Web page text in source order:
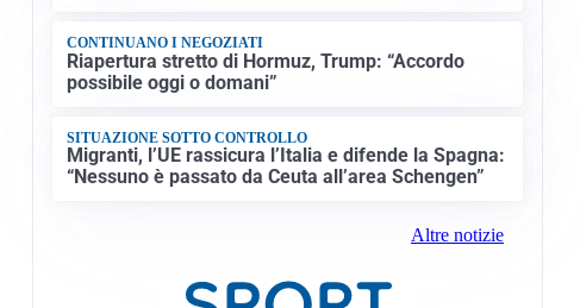
CONTINUANO I NEGOZIATI
Riapertura stretto di Hormuz, Trump: “Accordo
possibile oggi o domani”
SITUAZIONE SOTTO CONTROLLO
Migranti, l’UE rassicura l’Italia e difende la Spagna:
“Nessuno è passato da Ceuta all’area Schengen”
Altre notizie